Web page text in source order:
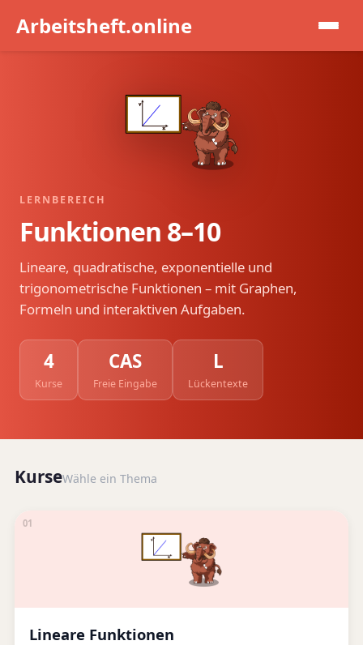
Arbeitsheft.online
Trigonometrische Fkt.
Kopfübungen
LERNBEREICH
Funktionen 8–10
Lineare, quadratische, exponentielle und
trigonometrische Funktionen – mit Graphen,
Formeln und interaktiven Aufgaben.
4
Kurse
CAS
Freie Eingabe
L
Lückentexte
KurseWähle ein Thema
01
Lineare Funktionen